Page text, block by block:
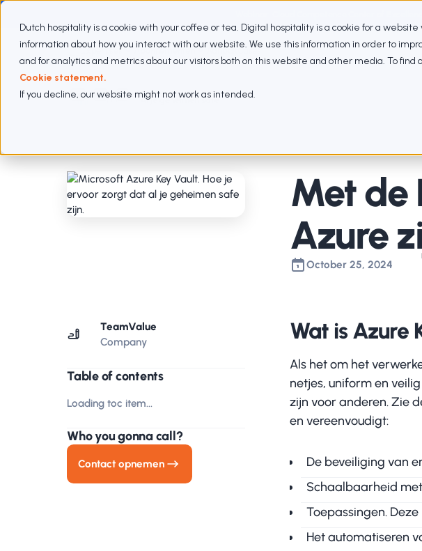
Dutch hospitality is a cookie with your coffee or tea. Digital hospitality is a cookie for a
information about how you interact with our website. We use this information in order to
and for analytics and metrics about our visitors both on this website and other media. To
Cookie statement.
If you decline, our website might not work as intended.
Expertises Abonnementen AanpakCases
Blogs Al je geheimen safe
Met de
Azure
October 25, 2024
TeamValue
Company
Table of contents
Loading toc item...
Who you gonna call?
Contact opnemen
Wat is Azure
Als het om het
netjes, uniform en
zijn voor anderen. Zie
en vereenvoudigt:
De beveiliging van
Schaalbaarheid
Toepassingen.
Het automatiseren